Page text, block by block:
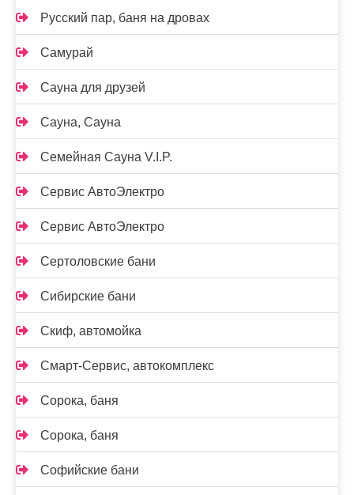
Русский пар, баня на дровах
Самурай
Сауна для друзей
Сауна, Сауна
Семейная Сауна V.I.P.
Сервис АвтоЭлектро
Сервис АвтоЭлектро
Сертоловские бани
Сибирские бани
Скиф, автомойка
Смарт-Сервис, автокомплекс
Сорока, баня
Сорока, баня
Софийские бани